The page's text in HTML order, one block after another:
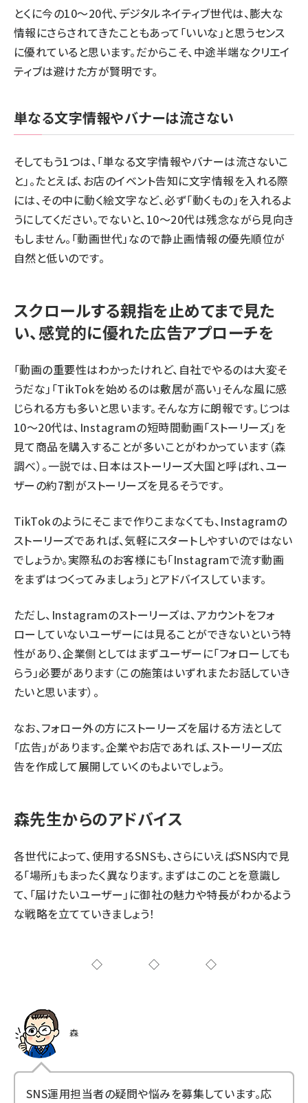
とくに今の10～20代、デジタルネイティブ世代は、膨大な
情報にさらされてきたこともあって「いいな」と思うセンス
に優れていると思います。だからこそ、中途半端なクリエイ
ティブは避けた方が賢明です。
単なる文字情報やバナーは流さない
そしてもう1つは、「単なる文字情報やバナーは流さないこ
と」。たとえば、お店のイベント告知に文字情報を入れる際
には、その中に動く絵文字など、必ず「動くもの」を入れるよ
うにしてください。でないと、10～20代は残念ながら見向き
もしません。「動画世代」なので静止画情報の優先順位が
自然と低いのです。
スクロールする親指を止めてまで見た
い、感覚的に優れた広告アプローチを
「動画の重要性はわかったけれど、自社でやるのは大変そ
うだな」「TikTokを始めるのは敷居が高い」そんな風に感
じられる方も多いと思います。そんな方に朗報です。じつは
10～20代は、Instagramの短時間動画「ストーリーズ」を
見て商品を購入することが多いことがわかっています（森
調べ）。一説では、日本はストーリーズ大国と呼ばれ、ユー
ザーの約7割がストーリーズを見るそうです。
TikTokのようにそこまで作りこまなくても、Instagramの
ストーリーズであれば、気軽にスタートしやすいのではない
でしょうか。実際私のお客様にも「Instagramで流す動画
をまずはつくってみましょう」とアドバイスしています。
ただし、Instagramのストーリーズは、アカウントをフォ
ローしていないユーザーには見ることができないという特
性があり、企業側としてはまずユーザーに「フォローしても
らう」必要があります（この施策はいずれまたお話していき
たいと思います）。
なお、フォロー外の方にストーリーズを届ける方法として
「広告」があります。企業やお店であれば、ストーリーズ広
告を作成して展開していくのもよいでしょう。
森先生からのアドバイス
各世代によって、使用するSNSも、さらにいえばSNS内で見
る「場所」もまったく異なります。まずはこのことを意識し
て、「届けたいユーザー」に御社の魅力や特長がわかるよう
な戦略を立てていきましょう！
◇◇◇
森
SNS運用担当者の疑問や悩みを募集しています。応